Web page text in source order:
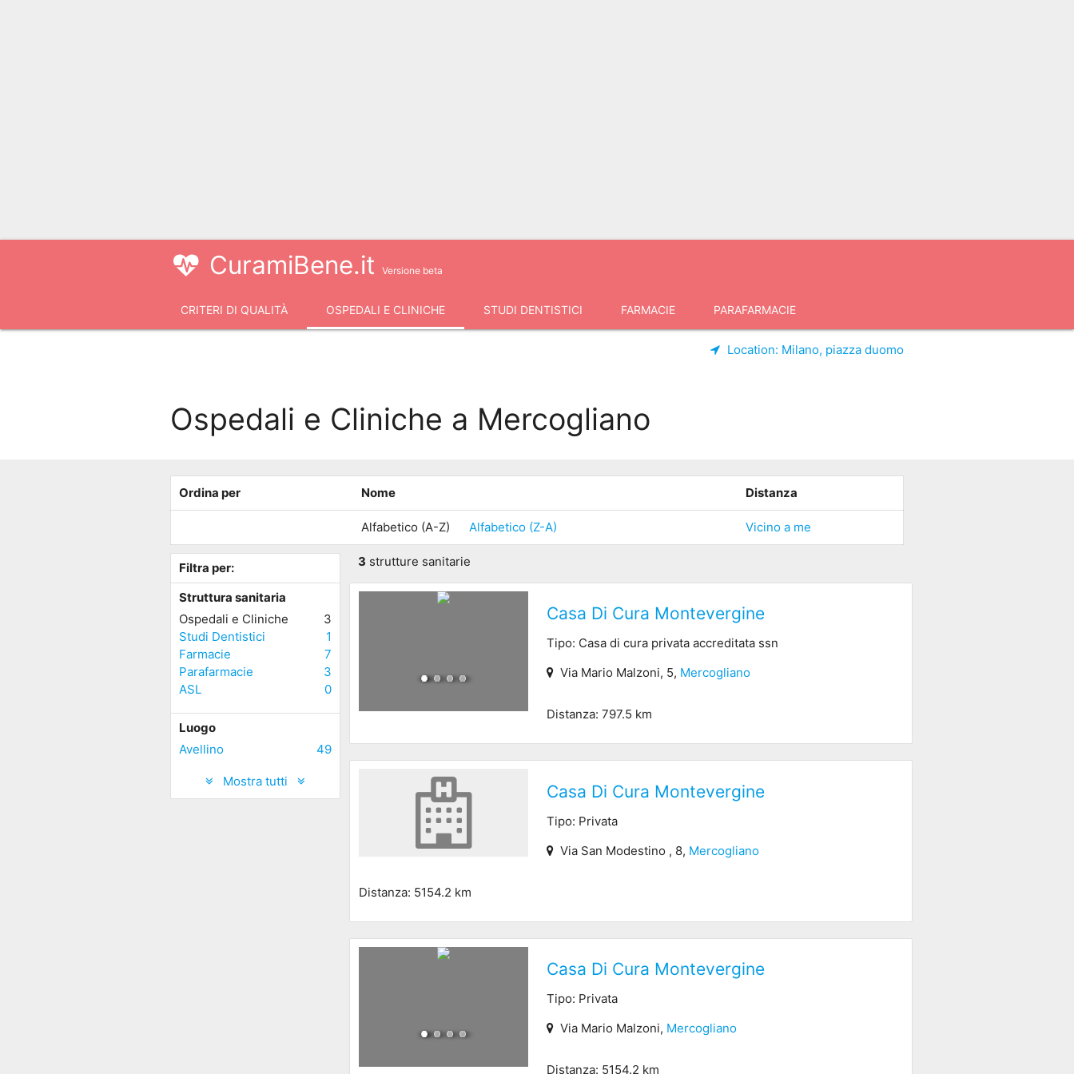
CuramiBene.it Versione beta
CRITERI DI QUALITÀ OSPEDALI E CLINICHE STUDI DENTISTICI FARMACIE PARAFARMACIE
Location: Milano, piazza duomo
Ospedali e Cliniche a Mercogliano
Ordina per Nome Distanza
Alfabetico (A-Z) Alfabetico (Z-A) Vicino a me
Filtra per:
Struttura sanitaria
Ospedali e Cliniche
3
Studi Dentistici
1
Farmacie
7
Parafarmacie
3
ASL
0
Luogo
Avellino
49
Mostra tutti
3 strutture sanitarie
Casa Di Cura Montevergine
Tipo: Casa di cura privata accreditata ssn
Via Mario Malzoni, 5, Mercogliano
Distanza: 797.5 km
Casa Di Cura Montevergine
Tipo: Privata
Via San Modestino , 8, Mercogliano
Distanza: 5154.2 km
Casa Di Cura Montevergine
Tipo: Privata
Via Mario Malzoni, Mercogliano
Distanza: 5154.2 km